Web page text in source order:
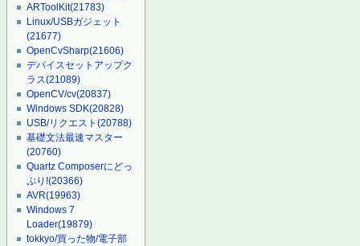
ARToolKit(21783)
Linux/USBガジェット
(21677)
OpenCvSharp(21606)
デバイスセットアップク
ラス(21089)
OpenCV/cv(20837)
Windows SDK(20828)
USB/リクエスト(20788)
基礎文法最速マスター
(20760)
Quartz Composerにどっ
ぷり!(20366)
AVR(19963)
Windows 7
Loader(19879)
tokkyo/買った物/電子部